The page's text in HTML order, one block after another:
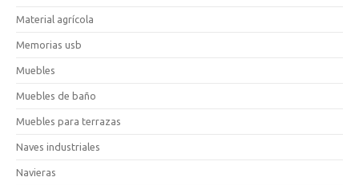
Material agrícola
Memorias usb
Muebles
Muebles de baño
Muebles para terrazas
Naves industriales
Navieras